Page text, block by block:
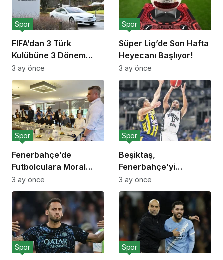
FIFA’dan 3 Türk
Kulübüne 3 Dönem
Transfer Yasağı!
Spor
3 ay önce
Süper Lig’de Son Hafta
Heyecanı Başlıyor!
Spor
3 ay önce
Fenerbahçe’de
Futbolculara Moral
Yemeği!
Spor
3 ay önce
Beşiktaş,
Fenerbahçe’yi
Deplasmanda Yendi!
Spor
3 ay önce
Spor Spor